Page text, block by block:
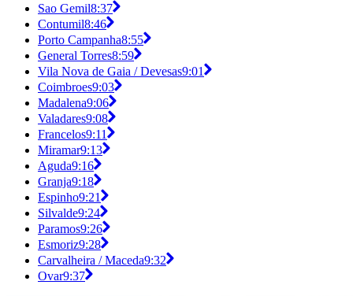
Sao Gemil8:37
Contumil8:46
Porto Campanha8:55
General Torres8:59
Vila Nova de Gaia / Devesas9:01
Coimbroes9:03
Madalena9:06
Valadares9:08
Francelos9:11
Miramar9:13
Aguda9:16
Granja9:18
Espinho9:21
Silvalde9:24
Paramos9:26
Esmoriz9:28
Carvalheira / Maceda9:32
Ovar9:37